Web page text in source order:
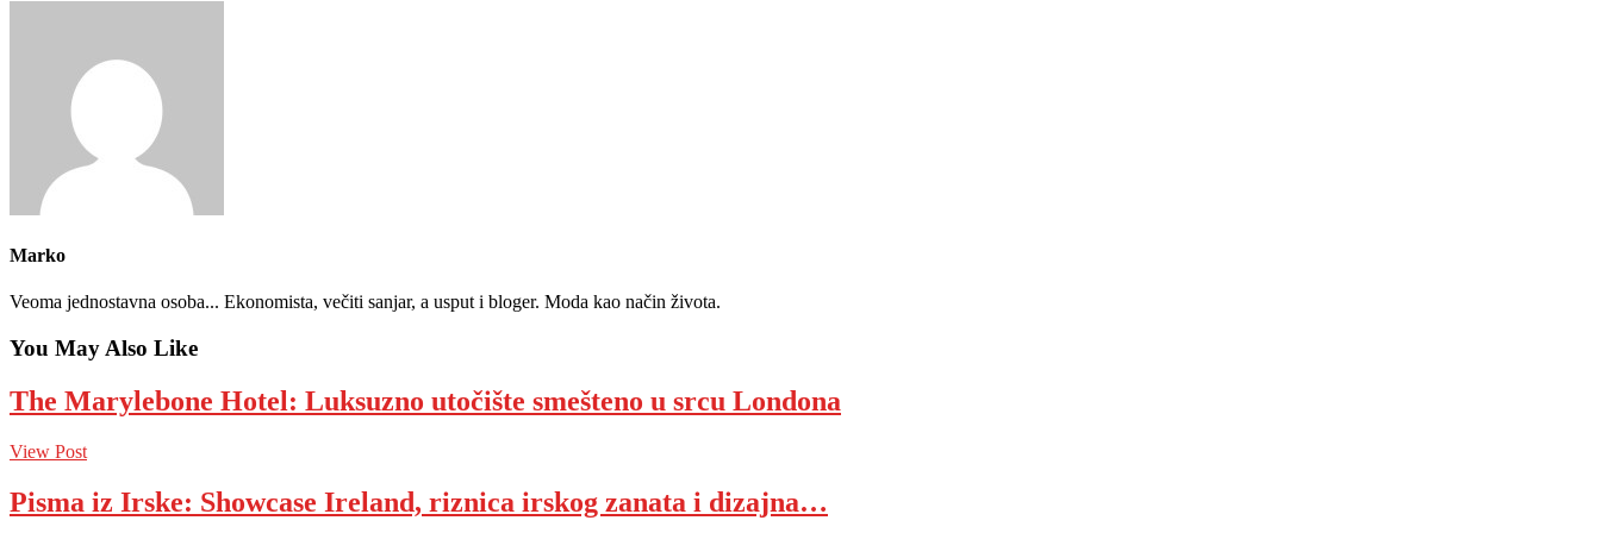
Marko
Veoma jednostavna osoba... Ekonomista, večiti sanjar, a usput i bloger. Moda kao način života.
You May Also Like
The Marylebone Hotel: Luksuzno utočište smešteno u srcu Londona
View Post
Pisma iz Irske: Showcase Ireland, riznica irskog zanata i dizajna…